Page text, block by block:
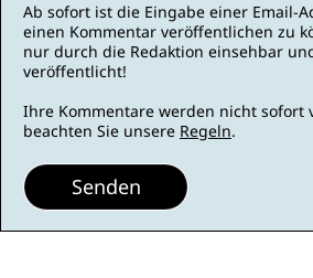
Ab sofort ist die Eingabe einer Email-
einen Kommentar veröffentlichen zu
nur durch die Redaktion einsehbar
veröffentlicht!
Ihre Kommentare werden nicht sofort
beachten Sie unsere Regeln.
Senden